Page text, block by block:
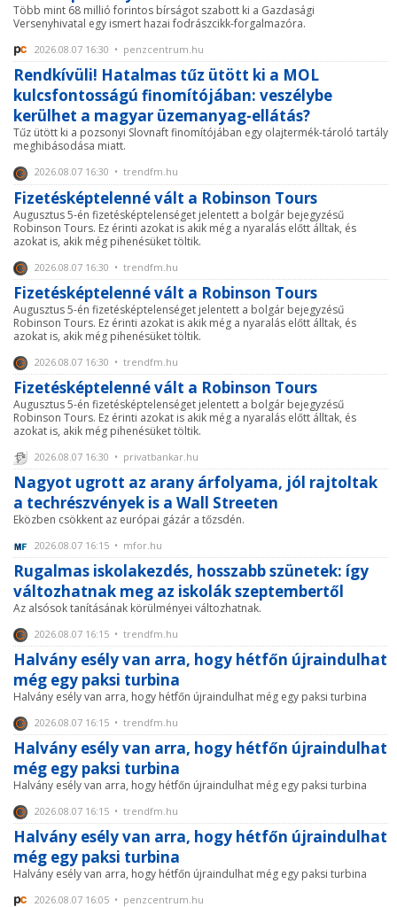
Több mint 68 millió forintos bírságot szabott ki a Gazdasági
Versenyhivatal egy ismert hazai fodrászcikk-forgalmazóra.
2026.08.07 16:30 • penzcentrum.hu
Rendkívüli! Hatalmas tűz ütött ki a MOL
kulcsfontosságú finomítójában: veszélybe
kerülhet a magyar üzemanyag-ellátás?
Tűz ütött ki a pozsonyi Slovnaft finomítójában egy olajtermék-tároló tartály
meghibásodása miatt.
2026.08.07 16:30 • trendfm.hu
Fizetésképtelenné vált a Robinson Tours
Augusztus 5-én fizetésképtelenséget jelentett a bolgár bejegyzésű
Robinson Tours. Ez érinti azokat is akik még a nyaralás előtt álltak, és
azokat is, akik még pihenésüket töltik.
2026.08.07 16:30 • trendfm.hu
Fizetésképtelenné vált a Robinson Tours
Augusztus 5-én fizetésképtelenséget jelentett a bolgár bejegyzésű
Robinson Tours. Ez érinti azokat is akik még a nyaralás előtt álltak, és
azokat is, akik még pihenésüket töltik.
2026.08.07 16:30 • trendfm.hu
Fizetésképtelenné vált a Robinson Tours
Augusztus 5-én fizetésképtelenséget jelentett a bolgár bejegyzésű
Robinson Tours. Ez érinti azokat is akik még a nyaralás előtt álltak, és
azokat is, akik még pihenésüket töltik.
2026.08.07 16:30 • privatbankar.hu
Nagyot ugrott az arany árfolyama, jól rajtoltak
a techrészvények is a Wall Streeten
Eközben csökkent az európai gázár a tőzsdén.
2026.08.07 16:15 • mfor.hu
Rugalmas iskolakezdés, hosszabb szünetek: így
változhatnak meg az iskolák szeptembertől
Az alsósok tanításának körülményei változhatnak.
2026.08.07 16:15 • trendfm.hu
Halvány esély van arra, hogy hétfőn újraindulhat
még egy paksi turbina
Halvány esély van arra, hogy hétfőn újraindulhat még egy paksi turbina
2026.08.07 16:15 • trendfm.hu
Halvány esély van arra, hogy hétfőn újraindulhat
még egy paksi turbina
Halvány esély van arra, hogy hétfőn újraindulhat még egy paksi turbina
2026.08.07 16:15 • trendfm.hu
Halvány esély van arra, hogy hétfőn újraindulhat
még egy paksi turbina
Halvány esély van arra, hogy hétfőn újraindulhat még egy paksi turbina
2026.08.07 16:05 • penzcentrum.hu